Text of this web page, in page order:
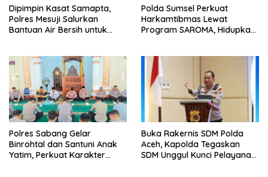
Dipimpin Kasat Samapta,
Polres Mesuji Salurkan
Bantuan Air Bersih untuk
Polda Sumsel Perkuat
Harkamtibmas Lewat
Program SAROMA, Hidupkan
Polres Sabang Gelar
Binrohtal dan Santuni Anak
Yatim, Perkuat Karakter
Buka Rakernis SDM Polda
Aceh, Kapolda Tegaskan
SDM Unggul Kunci Pelayanan